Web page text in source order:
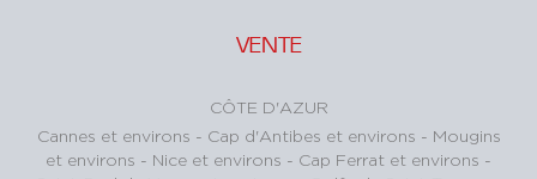
VENTE
CÔTE D'AZUR
Cannes et environs - Cap d'Antibes et environs - Mougins
et environs - Nice et environs - Cap Ferrat et environs -